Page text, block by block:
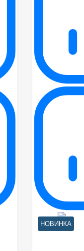
НОВИНКА